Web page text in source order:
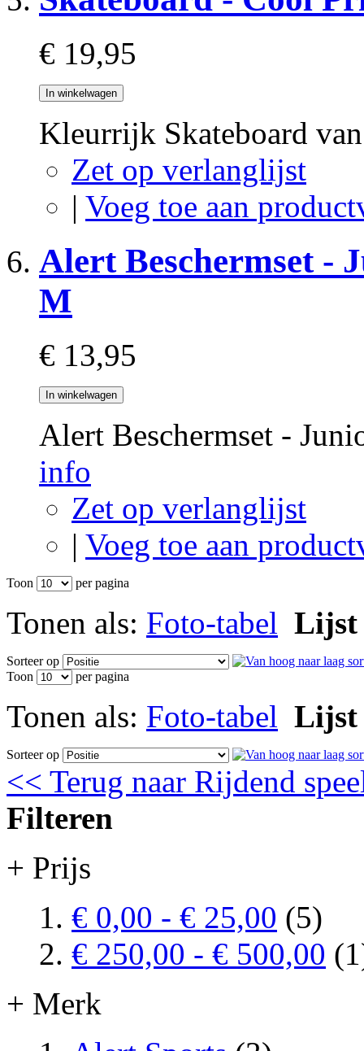
€ 19,95
In winkelwagen
Kleurrijk Skateboard
Zet op verlanglijst
| Voeg toe aan
Alert Beschermset -
M
€ 13,95
In winkelwagen
Alert Beschermset -
info
Zet op verlanglijst
| Voeg toe aan
Toon per pagina
Tonen als: Foto-tabel Lijst
Sorteer op
Toon
per pagina
Tonen als: Foto-tabel Lijst
Sorteer op
<< Terug naar Rijdend
Filteren
+ Prijs
€ 0,00 - € 25,00 (5)
€ 250,00 - € 500,00
+ Merk